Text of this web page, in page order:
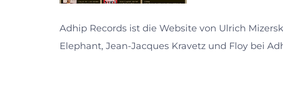
Adhip Records ist die Website von Ulrich
Elephant, Jean-Jacques Kravetz und Floy bei